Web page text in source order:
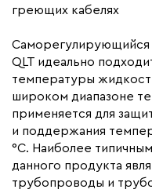
Коллекция
Бренд
Материал
греющих кабелях
Саморегулирующийся
QLT идеально
температуры
широком диапазоне
применяется для
и поддержания
°С. Наиболее
данного продукта
трубопроводы и